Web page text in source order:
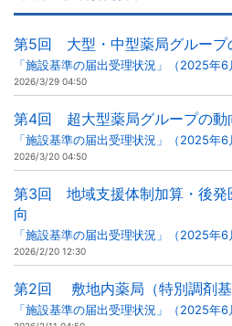
第5回 大型・中型薬局グループ
「施設基準の届出受理状況」（2025年
2026/3/29 04:50
第4回 超大型薬局グループの動
「施設基準の届出受理状況」（2025年
2026/3/20 04:50
第3回 地域支援体制加算・後発
向
「施設基準の届出受理状況」（2025年
2026/2/20 12:30
第2回 敷地内薬局（特別調剤
「施設基準の届出受理状況」（2025年